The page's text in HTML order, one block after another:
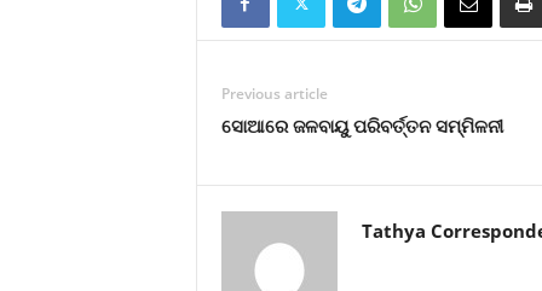
Previous article
ସୋଆରେ ଜଳବାୟୁ ପରିବର୍ତ୍ତନ ସମ୍ମିଳନୀ
Tathya